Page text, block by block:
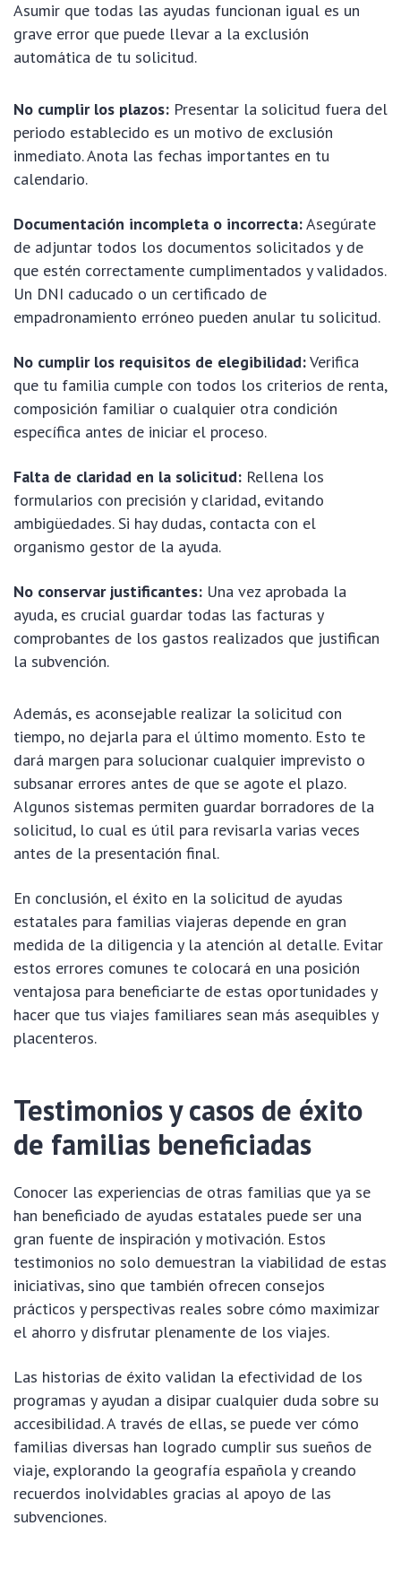
Asumir que todas las ayudas funcionan igual es un
grave error que puede llevar a la exclusión
automática de tu solicitud.
No cumplir los plazos: Presentar la solicitud fuera del
periodo establecido es un motivo de exclusión
inmediato. Anota las fechas importantes en tu
calendario.
Documentación incompleta o incorrecta:Asegúrate
de adjuntar todos los documentos solicitados y de
que estén correctamente cumplimentados y validados.
Un DNI caducado o un certificado de
empadronamiento erróneo pueden anular tu solicitud.
No cumplir los requisitos de elegibilidad:Verifica
que tu familia cumple con todos los criterios de renta,
composición familiar o cualquier otra condición
específica antes de iniciar el proceso.
Falta de claridad en la solicitud: Rellena los
formularios con precisión y claridad, evitando
ambigüedades. Si hay dudas, contacta con el
organismo gestor de la ayuda.
No conservar justificantes: Una vez aprobada la
ayuda, es crucial guardar todas las facturas y
comprobantes de los gastos realizados que justifican
la subvención.
Además, es aconsejable realizar la solicitud con
tiempo, no dejarla para el último momento. Esto te
dará margen para solucionar cualquier imprevisto o
subsanar errores antes de que se agote el plazo.
Algunos sistemas permiten guardar borradores de la
solicitud, lo cual es útil para revisarla varias veces
antes de la presentación final.
En conclusión, el éxito en la solicitud de ayudas
estatales para familias viajeras depende en gran
medida de la diligencia y la atención al detalle. Evitar
estos errores comunes te colocará en una posición
ventajosa para beneficiarte de estas oportunidades y
hacer que tus viajes familiares sean más asequibles y
placenteros.
Testimonios y casos de éxito
de familias beneficiadas
Conocer las experiencias de otras familias que ya se
han beneficiado de ayudas estatales puede ser una
gran fuente de inspiración y motivación. Estos
testimonios no solo demuestran la viabilidad de estas
iniciativas, sino que también ofrecen consejos
prácticos y perspectivas reales sobre cómo maximizar
el ahorro y disfrutar plenamente de los viajes.
Las historias de éxito validan la efectividad de los
programas y ayudan a disipar cualquier duda sobre su
accesibilidad. A través de ellas, se puede ver cómo
familias diversas han logrado cumplir sus sueños de
viaje, explorando la geografía española y creando
recuerdos inolvidables gracias al apoyo de las
subvenciones.